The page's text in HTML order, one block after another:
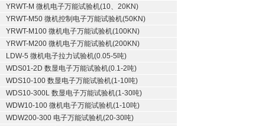
YRWT-M 微机电子万能试验机(10、20KN)
YRWT-M50 微机控制电子万能试验机(50KN)
YRWT-M100 微机电子万能试验机(100KN)
YRWT-M200 微机电子万能试验机(200KN)
LDW-5 微机电子拉力试验机(0.05-5吨)
WDS01-2D 数显电子万能试验机(0.1-2吨)
WDS10-100 数显电子万能试验机(1-10吨)
WDS10-300L 数显电子万能试验机(1-30吨)
WDW10-100 微机电子万能试验机(1-10吨)
WDW200-300 电子万能试验机(20-30吨)